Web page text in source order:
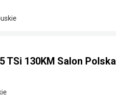
TSi 130KM Salon Polska